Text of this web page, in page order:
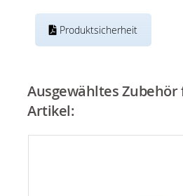
Produktsicherheit
Ausgewähltes Zubehör
Artikel: